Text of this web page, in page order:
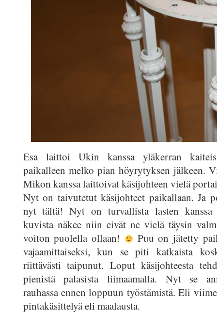
Esa laittoi Ukin kanssa yläkerran
paikalleen melko pian höyrytyksen jälkeen.
Mikon kanssa laittoivat käsijohteen vielä
Nyt on taivutetut käsijohteet paikallaan. Ja
nyt tältä! Nyt on turvallista lasten kanssa
kuvista näkee niin eivät ne vielä täysin
voiton puolella ollaan!
Puu on jätetty
vajaamittaiseksi, kun se piti katkaista
riittävästi taipunut. Loput käsijohteesta
pienistä palasista liimaamalla. Nyt se
rauhassa ennen loppuun työstämistä. Eli
pintakäsittelyä eli maalausta.